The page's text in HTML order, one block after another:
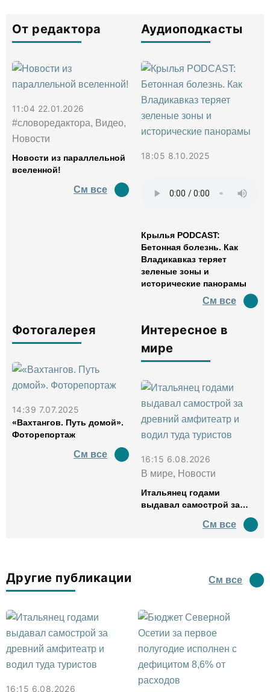
От редактора
11:04 22.01.2026
#словоредактора, Видео,
Новости
Новости из параллельной
вселенной!
См все
Аудиоподкасты
18:05 8.10.2025
Крылья PODCAST:
Бетонная болезнь. Как
Владикавказ теряет
зеленые зоны и
исторические панорамы
См все
Фотогалерея
14:39 7.07.2025
«Вахтангов. Путь домой».
Фоторепортаж
См все
Интересное в
мире
16:15 6.08.2026
В мире, Новости
Итальянец годами
выдавал самострой за
водил туда туристов
См все
Другие публикации См все
16:15 6.08.2026